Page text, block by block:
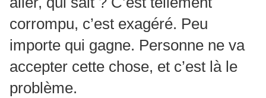
corrompu, c’est exagéré. Peu
importe qui gagne. Personne ne va
accepter cette chose, et c’est là le
problème.